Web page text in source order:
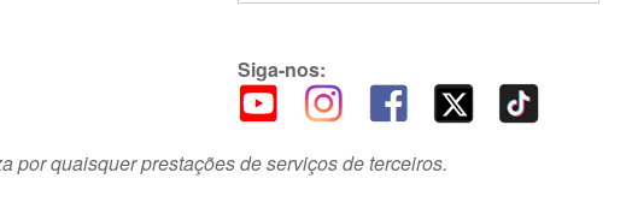
Siga-nos:
por quaisquer prestações de serviços de terceiros.